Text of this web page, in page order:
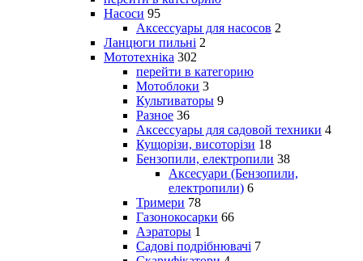
Насоси 95
Аксессуары для насосов 2
Ланцюги пильні 2
Мототехніка 302
перейти в категорию
Мотоблоки 3
Культиваторы 9
Разное 36
Аксессуары для садовой техники 4
Кущорізи, висоторізи 18
Бензопили, електропили 38
Аксесуари (Бензопили,
електропили) 6
Тримери 78
Газонокосарки 66
Аэраторы 1
Садові подрібнювачі 7